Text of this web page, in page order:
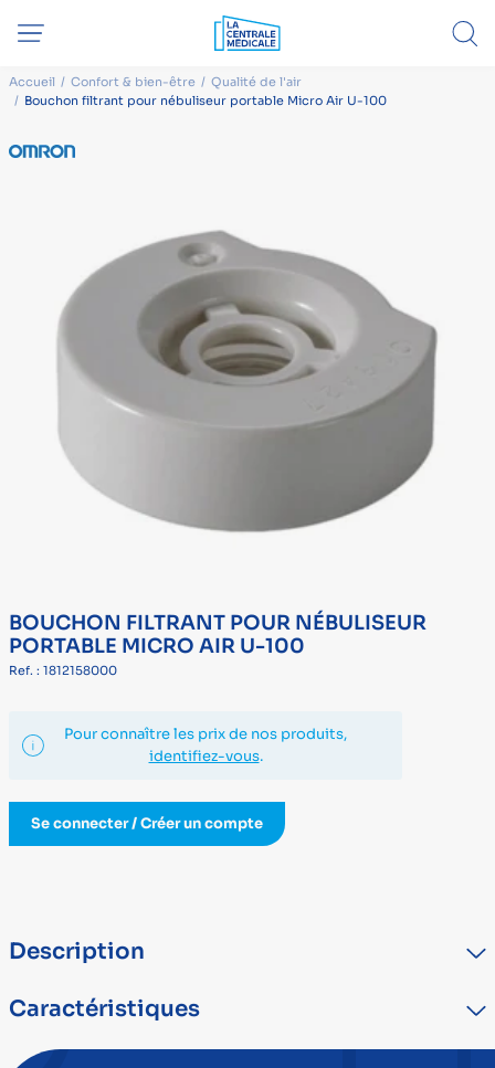
Accueil Confort & bien-être
Qualité de l'air
Bouchon filtrant pour nébuliseur portable Micro Air U-100
BOUCHON FILTRANT POUR NÉBULISEUR
PORTABLE MICRO AIR U-100
Ref. : 1812158000
Pour connaître les prix de nos produits,
identifiez-vous.
Se connecter / Créer un compte
Description
Caractéristiques
TYPE